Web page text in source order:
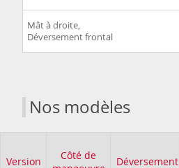
Mât à droite,
Déversement frontal
Nos modèles
Version
Côté de
Déversement